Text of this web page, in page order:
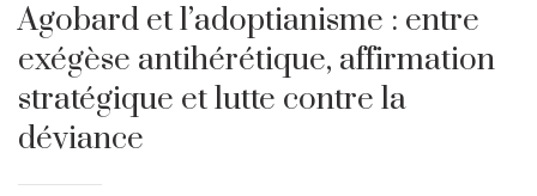
Agobard et l’adoptianisme : entre
exégèse antihérétique, affirmation
stratégique et lutte contre la
déviance